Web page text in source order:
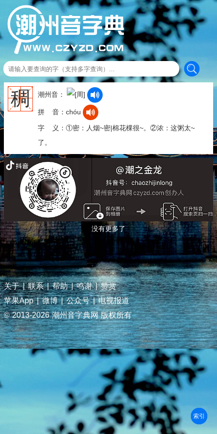
稠 潮州音：
拼 音：chóu
字 义：①密：人烟~密|棉花棵很~。②浓：这粥太~
了。
没有更多了
关于 | 联系 | 帮助 | 鸣谢 | 赞赏
苹果App | 微博 | 公众号 | 电视报道
© 2013-2026 潮州音字典网 版权所有
部首
笔划
拼音
潮拼